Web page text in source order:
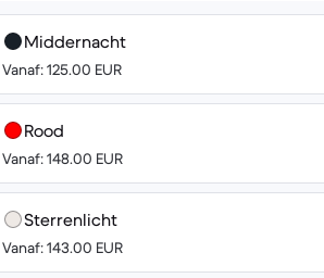
Middernacht
Vanaf: 125.00 EUR
Rood
Vanaf: 148.00 EUR
Sterrenlicht
Vanaf: 143.00 EUR